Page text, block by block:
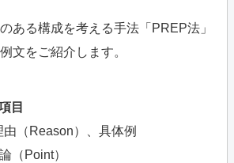
ある構成を考える手法「PREP法」
文をご紹介します。
目
（Reason）、具体例
（Point）